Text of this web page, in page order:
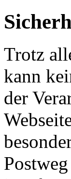
Trotz
kann
der